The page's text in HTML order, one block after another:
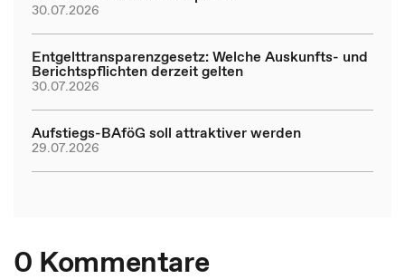
30.07.2026
Entgelttransparenzgesetz: Welche Auskunfts- und
Berichtspflichten derzeit gelten
30.07.2026
Aufstiegs-BAföG soll attraktiver werden
29.07.2026
0 Kommentare